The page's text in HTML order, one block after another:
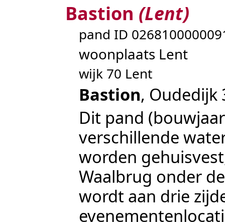
Bastion (Lent)
pand ID
woonplaats Lent
wijk 70 Lent
Bastion, Oudedijk
Dit pand
verschillende
worden
Waalbrug onder
wordt aan drie